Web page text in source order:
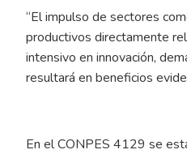
“El impulso de sectores
productivos directamente
intensivo en innovación,
resultará en beneficios
En el CONPES 4129 se